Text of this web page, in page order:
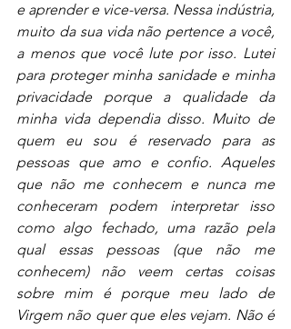
e aprender e vice-versa. Nessa indústria,
muito da sua vida não pertence a você,
a menos que você lute por isso. Lutei
para proteger minha sanidade e minha
privacidade porque a qualidade da
minha vida dependia disso. Muito de
quem eu sou é reservado para as
pessoas que amo e confio. Aqueles
que não me conhecem e nunca me
conheceram podem interpretar isso
como algo fechado, uma razão pela
qual essas pessoas (que não me
conhecem) não veem certas coisas
sobre mim é porque meu lado de
Virgem não quer que eles vejam. Não é